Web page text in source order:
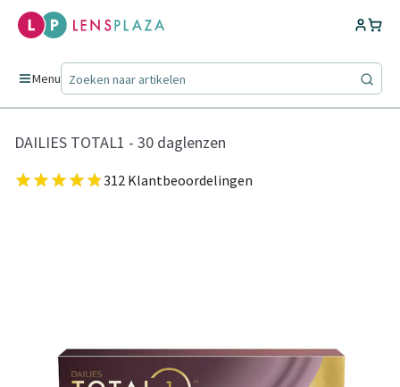
Menu
DAILIES TOTAL1 - 30 daglenzen
312 Klantbeoordelingen